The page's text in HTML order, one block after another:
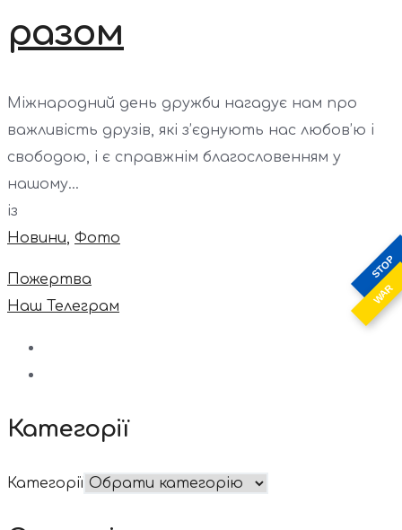
STOP
WAR
разом
Міжнародний день дружби нагадує нам про
важливість друзів, які з’єднують нас любов’ю і
свободою, і є справжнім благословенням у
нашому...
із
Новини, Фото
Пожертва
Наш Телеграм
Категорії
Категорії